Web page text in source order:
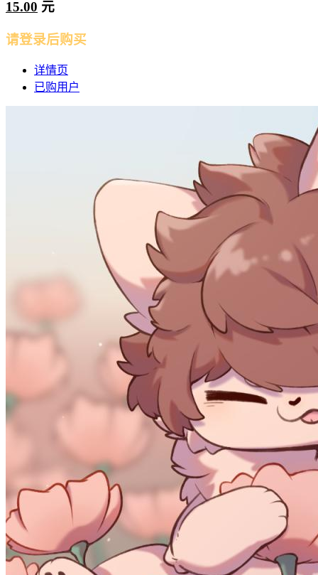
15.00 元
请登录后购买
详情页
已购用户